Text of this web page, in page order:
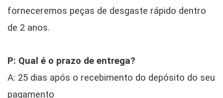
forneceremos peças de desgaste rápido dentro
de 2 anos.
P: Qual é o prazo de entrega?
A: 25 dias após o recebimento do depósito do seu
pagamento